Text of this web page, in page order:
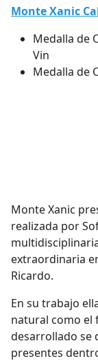
Monte Xanic
Medalla de
Vin
Medalla de
Monte Xanic
realizada por
extraordinaria
Ricardo.
En su trabajo
natural como el
desarrollado se
presentes